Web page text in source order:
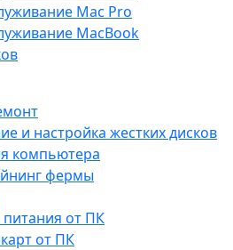
Mac Pro
MacBook
и настройка жестких дисков
компьютера
фермы
от ПК
от ПК